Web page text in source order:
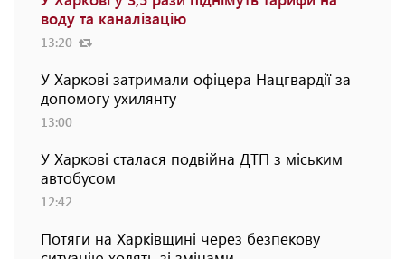
воду та каналізацію
13:20
У Харкові затримали офіцера Нацгвардії за
допомогу ухилянту
13:00
У Харкові сталася подвійна ДТП з міським
автобусом
12:42
Потяги на Харківщині через безпекову